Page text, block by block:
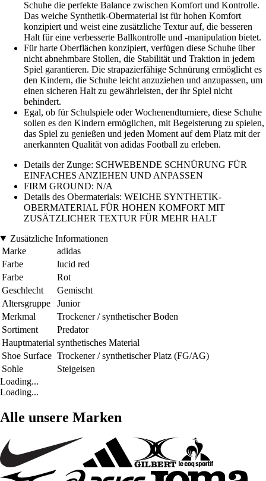
Schuhe die perfekte Balance zwischen Komfort und Kontrolle.
Das weiche Synthetik-Obermaterial ist für hohen Komfort
konzipiert und weist eine zusätzliche Textur auf, die besseren
Halt für eine verbesserte Ballkontrolle und -manipulation bietet.
Für harte Oberflächen konzipiert, verfügen diese Schuhe über
nicht abnehmbare Stollen, die Stabilität und Traktion in jedem
Spiel garantieren. Die strapazierfähige Schnürung ermöglicht es
den Kindern, die Schuhe leicht anzuziehen und anzupassen, um
einen sicheren Halt zu gewährleisten, der ihr Spiel nicht
behindert.
Egal, ob für Schulspiele oder Wochenendturniere, diese Schuhe
sollen es den Kindern ermöglichen, mit Begeisterung zu spielen,
das Spiel zu genießen und jeden Moment auf dem Platz mit der
anerkannten Qualität von adidas Football zu erleben.
Details der Zunge: SCHWEBENDE SCHNÜRUNG FÜR
EINFACHES ANZIEHEN UND ANPASSEN
FIRM GROUND: N/A
Details des Obermaterials: WEICHE SYNTHETIK-
OBERMATERIAL FÜR HOHEN KOMFORT MIT
ZUSÄTZLICHER TEXTUR FÜR MEHR HALT
Zusätzliche Informationen
Marke
adidas
Farbe
lucid red
Farbe
Rot
Geschlecht
Gemischt
Altersgruppe
Junior
Merkmal
Trockener / synthetischer Boden
Sortiment
Predator
Hauptmaterial synthetisches Material
Shoe Surface Trockener / synthetischer Platz (FG/AG)
Sohle
Steigeisen
Loading...
Loading...
Alle unsere Marken